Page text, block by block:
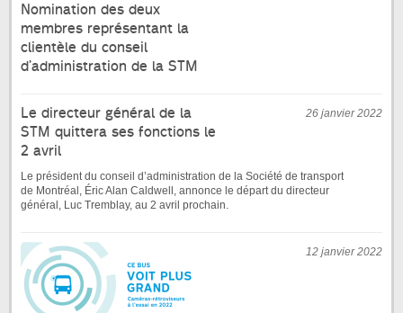
Nomination des deux
membres représentant la
clientèle du conseil
d’administration de la STM
26 janvier 2022
Le directeur général de la
STM quittera ses fonctions le
2 avril
Le président du conseil d’administration de la Société de transport
de Montréal, Éric Alan Caldwell, annonce le départ du directeur
général, Luc Tremblay, au 2 avril prochain.
12 janvier 2022